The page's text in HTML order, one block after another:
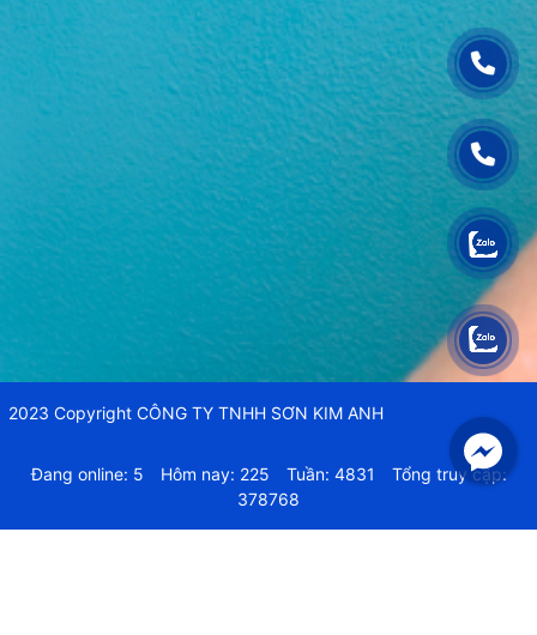
2023 Copyright CÔNG TY TNHH SƠN KIM ANH
Đang online: 5 Hôm nay: 225 Tuần: 4831
Tổng truy cập:
378768